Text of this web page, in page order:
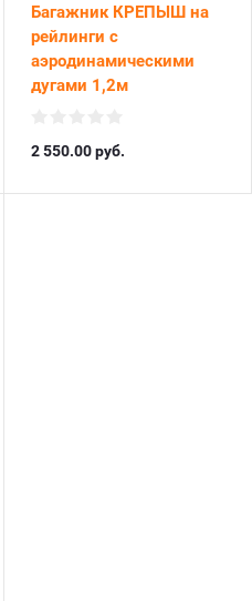
Багажник КРЕПЫШ на
рейлинги c
аэродинамическими
дугами 1,2м
2 550.00руб.